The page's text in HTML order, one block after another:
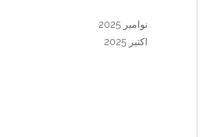
نوامبر 2025
اکتبر 2025